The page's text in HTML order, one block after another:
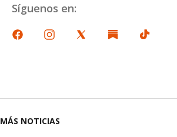
Síguenos en:
MÁS NOTICIAS